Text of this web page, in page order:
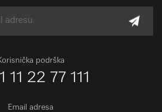
podrška
11 22 77 111
Email adresa